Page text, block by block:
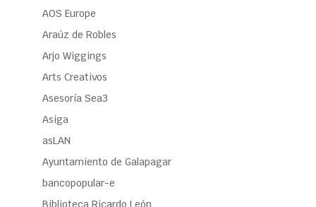
AOS Europe
Araúz de Robles
Arjo Wiggings
Arts Creativos
Asesoría Sea3
Asiga
asLAN
Ayuntamiento de Galapagar
bancopopular-e
Biblioteca Ricardo León